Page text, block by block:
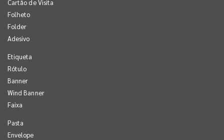
Cartão de Visita
Folheto
Folder
Adesivo
Etiqueta
Rótulo
Banner
Wind Banner
Faixa
Pasta
Envelope